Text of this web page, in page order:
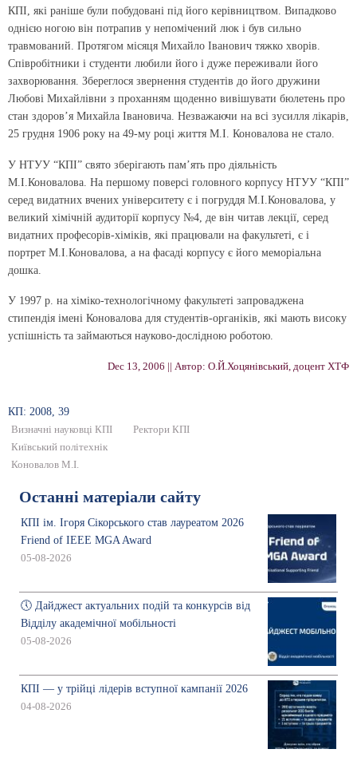
КПІ, які раніше були побудовані під його керівництвом. Випадково
однією ногою він потрапив у непомічений люк і був сильно
травмований. Протягом місяця Михайло Іванович тяжко хворів.
Співробітники і студенти любили його і дуже переживали його
захворювання. Збереглося звернення студентів до його дружини
Любові Михайлівни з проханням щоденно вивішувати бюлетень про
стан здоров’я Михайла Івановича. Незважаючи на всі зусилля лікарів,
25 грудня 1906 року на 49-му році життя М.І. Коновалова не стало.
У НТУУ “КПІ” свято зберігають пам’ять про діяльність
М.І.Коновалова. На першому поверсі головного корпусу НТУУ “КПІ”
серед видатних вчених університету є і погруддя М.І.Коновалова, у
великий хімічній аудиторії корпусу №4, де він читав лекції, серед
видатних професорів-хіміків, які працювали на факультеті, є і
портрет М.І.Коновалова, а на фасаді корпусу є його меморіальна
дошка.
У 1997 р. на хіміко-технологічному факультеті запроваджена
стипендія імені Коновалова для студентів-органіків, які мають високу
успішність та займаються науково-дослідною роботою.
Dec 13, 2006 || Автор: О.Й.Хоцянівський, доцент ХТФ
КП: 2008, 39
Визначні науковці КПІ
Ректори КПІ
Київський політехнік
Коновалов М.І.
Останні матеріали сайту
КПІ ім. Ігоря Сікорського став лауреатом 2026
Friend of IEEE MGA Award
05-08-2026
🕔 Дайджест актуальних подій та конкурсів від
Відділу академічної мобільності
05-08-2026
КПІ — у трійці лідерів вступної кампанії 2026
04-08-2026